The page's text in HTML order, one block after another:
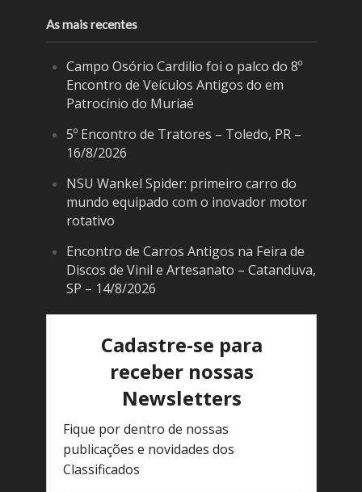
As mais recentes
Campo Osório Cardilio foi o palco do 8º
Encontro de Veículos Antigos do em
Patrocínio do Muriaé
5º Encontro de Tratores – Toledo, PR –
16/8/2026
NSU Wankel Spider: primeiro carro do
mundo equipado com o inovador motor
rotativo
Encontro de Carros Antigos na Feira de
Discos de Vinil e Artesanato – Catanduva,
SP – 14/8/2026